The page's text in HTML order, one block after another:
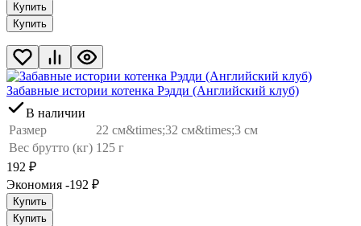
Купить
Купить
Забавные истории котенка Рэдди (Английский клуб)
В наличии
Размер
22 см&times;32 см&times;3 см
Вес брутто (кг) 125 г
192 ₽
Экономия -192 ₽
Купить
Купить